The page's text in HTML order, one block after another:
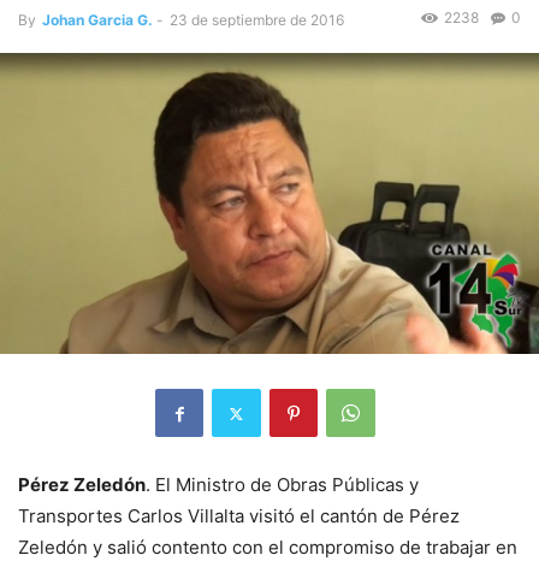
By Johan Garcia G. - 23 de septiembre de 2016 0
2238
Pérez Zeledón. El Ministro de Obras Públicas y
Transportes Carlos Villalta visitó el cantón de Pérez
Zeledón y salió contento con el compromiso de trabajar en